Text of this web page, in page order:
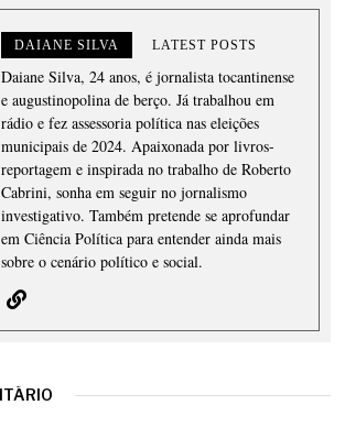
DAIANE SILVA LATEST POSTS
Daiane Silva, 24 anos, é jornalista tocantinense
e augustinopolina de berço. Já trabalhou em
rádio e fez assessoria política nas eleições
municipais de 2024. Apaixonada por livros-
reportagem e inspirada no trabalho de Roberto
Cabrini, sonha em seguir no jornalismo
investigativo. Também pretende se aprofundar
em Ciência Política para entender ainda mais
sobre o cenário político e social.